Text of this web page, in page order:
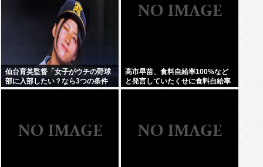
仙台育英監督「女子がウチの野球
部に入部したい？なら3つの条件
を課す。男子に負けないノック、
高市早苗、食料自給率100%など
と発言していたくせに食料自給率
が過去最低になってしまう